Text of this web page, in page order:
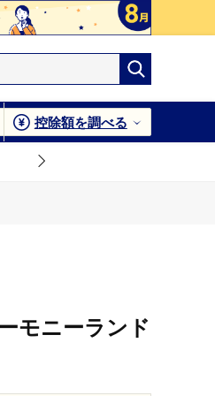
控除額を調べる
モニーランド